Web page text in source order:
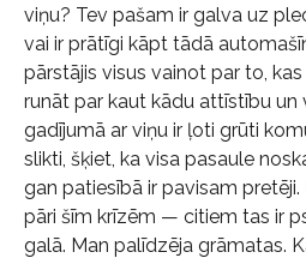
viņu? Tev pašam ir galva uz
vai ir prātīgi kāpt tādā
pārstājis visus vainot par to,
runāt par kaut kādu attīstību un
gadījumā ar viņu ir ļoti grūti
slikti, šķiet, ka visa pasaule
gan patiesībā ir pavisam
pāri šīm krīzēm — citiem tas ir
galā. Man palīdzēja grāmatas.